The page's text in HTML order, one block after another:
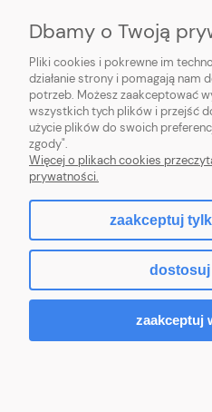
O NAS
Sklep z klockami LEGO, Playmobil,
zabawkami dla dziewczynek Baby
artykułami modelarskimi Games
Copyright © 2026 tommytoys.pl
Sklep
Dbamy o Twoją
Pliki cookies i pokrewne im
działanie strony i pomagają nam
potrzeb. Możesz zaakceptować
wszystkich tych plików i przejść
użycie plików do swoich
zgody".
Więcej o plikach cookies
prywatności.
zaakceptuj
zaakceptuj